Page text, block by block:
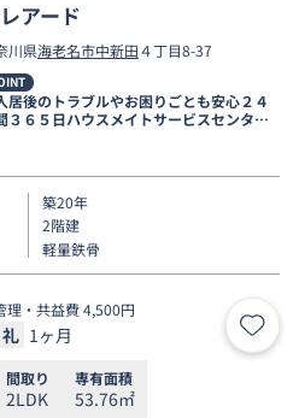
アード
川県海老名市中新田４丁目8-37
居後のトラブルやお困りごとも安心２４
３６５日ハウスメイトサービスセンター
受付対応。
築20年
2階建
軽量鉄骨
理・共益費 4,500円
礼 1ヶ月 お気
間取り
2LDK
専有面積
53.76㎡